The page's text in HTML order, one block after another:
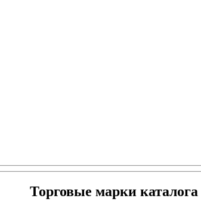
Торговые марки каталога